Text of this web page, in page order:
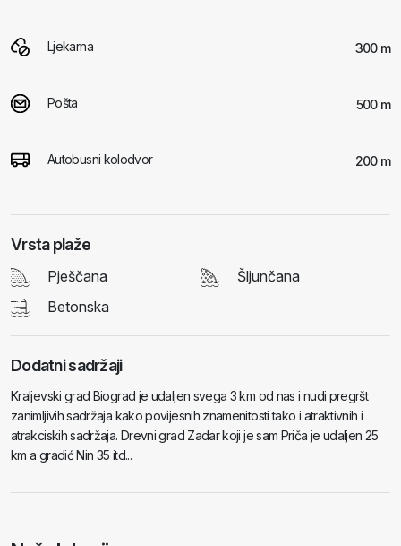
Ljekarna 300 m
Pošta 500 m
Autobusni kolodvor 200 m
Vrsta plaže
Pješčana
Šljunčana
Betonska
Dodatni sadržaji
Kraljevski grad Biograd je udaljen svega 3 km od nas i nudi pregršt
zanimljivih sadržaja kako povijesnih znamenitosti tako i atraktivnih i
atrakciskih sadržaja. Drevni grad Zadar koji je sam Priča je udaljen 25
km a gradić Nin 35 itd...